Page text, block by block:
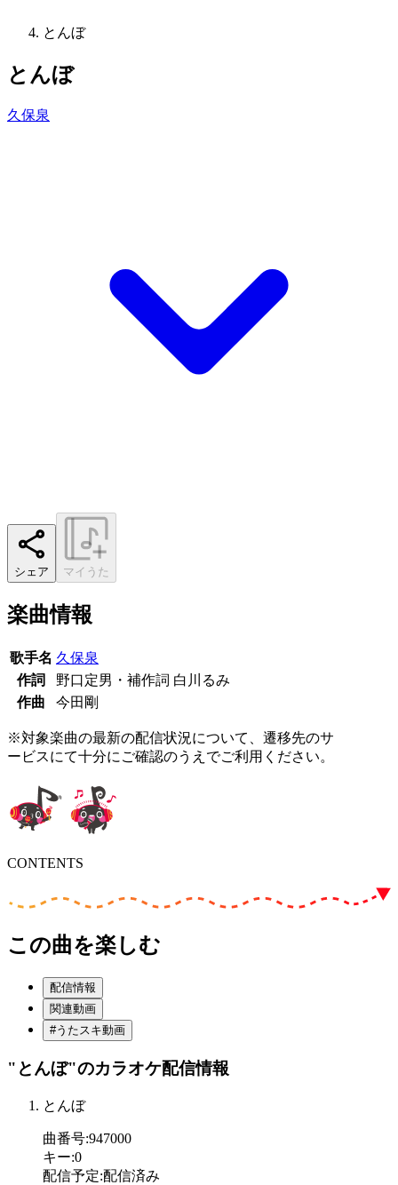
とんぼ
とんぼ
久保泉
シェア マイうた
楽曲情報
歌手名 久保泉
作詞
野口定男・補作詞 白川るみ
作曲
今田剛
※対象楽曲の最新の配信状況について、遷移先のサ
ービスにて十分にご確認のうえでご利用ください。
CONTENTS
この曲を楽しむ
配信情報
関連動画
#うたスキ動画
"とんぼ"のカラオケ配信情報
とんぼ
曲番号:947000
キー:0
配信予定:配信済み